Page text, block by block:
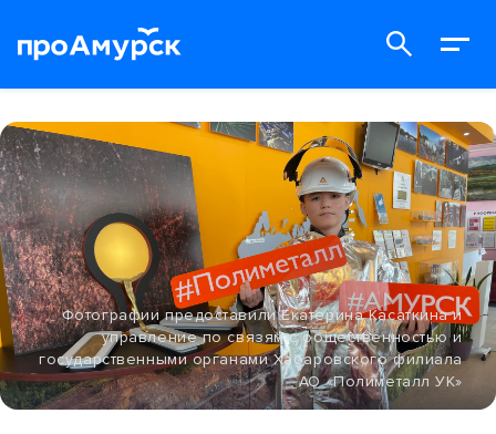
Фотографии предоставили Екатерина Касаткина и
управление по связям с общественностью и
государственными органами Хабаровского филиала
АО «Полиметалл УК»